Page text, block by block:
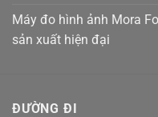
Máy đo hình ảnh Mora
sản xuất hiện đại
ĐƯỜNG ĐI